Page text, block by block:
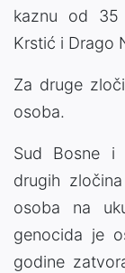
kaznu od 35
Krstić i Drago
Za druge
osoba.
Sud Bosne i
drugih
osoba na
genocida je
godine